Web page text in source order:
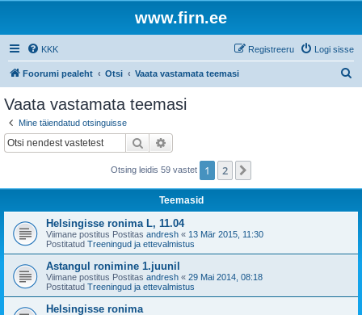
www.firn.ee
KKK Logi sisse
Registreeru
Foorumi pealeht Otsi Vaata vastamata teemasi
Vaata vastamata teemasi
Mine täiendatud otsinguisse
Otsi
Otsing leidis 59 vastet 1 2
Teemasid
Helsingisse ronima L, 11.04
Viimane postitus Postitas andresh « 13 Mär 2015, 11:30
Postitatud Treeningud ja ettevalmistus
Astangul ronimine 1.juunil
Viimane postitus Postitas andresh « 29 Mai 2014, 08:18
Postitatud Treeningud ja ettevalmistus
Helsingisse ronima